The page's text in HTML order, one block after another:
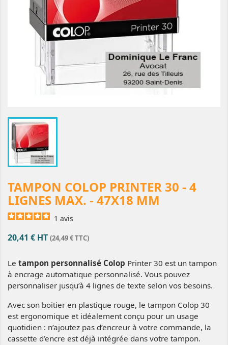
TAMPON COLOP PRINTER 30 - 4
LIGNES MAX. - 47X18 MM
1 avis
20,41 € HT (24,49 € TTC)
Le tampon personnalisé Colop Printer 30 est un tampon
à encrage automatique personnalisé. Vous pouvez
personnaliser jusqu’à 4 lignes de texte selon vos besoins.
Avec son boitier en plastique rouge, le tampon Colop 30
est ergonomique et idéalement conçu pour un usage
quotidien : n’ajoutez pas d’encreur à votre commande, la
cassette d’encre est déjà intégrée dans votre tampon.